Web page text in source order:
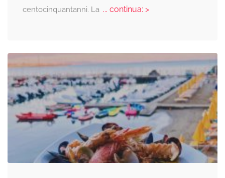
centocinquantanni. La ... continua: >